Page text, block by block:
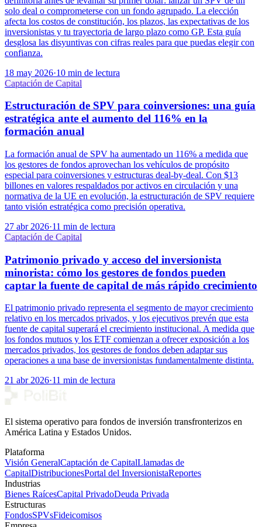
solo deal o comprometerse con un fondo agrupado. La elección
afecta los costos de constitución, los plazos, las expectativas de los
inversionistas y tu trayectoria de largo plazo como GP. Esta guía
desglosa las disyuntivas con cifras reales para que puedas elegir con
confianza.
18 may 2026·10 min de lectura
Captación de Capital
Estructuración de SPV para coinversiones: una guía
estratégica ante el aumento del 116% en la
formación anual
La formación anual de SPV ha aumentado un 116% a medida que
los gestores de fondos aprovechan los vehículos de propósito
especial para coinversiones y estructuras deal-by-deal. Con $13
billones en valores respaldados por activos en circulación y una
normativa de la UE en evolución, la estructuración de SPV requiere
tanto visión estratégica como precisión operativa.
27 abr 2026·11 min de lectura
Captación de Capital
Patrimonio privado y acceso del inversionista
minorista: cómo los gestores de fondos pueden
captar la fuente de capital de más rápido crecimiento
El patrimonio privado representa el segmento de mayor crecimiento
relativo en los mercados privados, y los ejecutivos prevén que esta
fuente de capital superará el crecimiento institucional. A medida que
los fondos mutuos y los ETF comienzan a ofrecer exposición a los
mercados privados, los gestores de fondos deben adaptar sus
operaciones a una base de inversionistas fundamentalmente distinta.
21 abr 2026·11 min de lectura
El sistema operativo para fondos de inversión transfronterizos en
América Latina y Estados Unidos.
Plataforma
Visión GeneralCaptación de CapitalLlamadas de
CapitalDistribucionesPortal del InversionistaReportes
Industrias
Bienes RaícesCapital PrivadoDeuda Privada
Estructuras
FondosSPVsFideicomisos